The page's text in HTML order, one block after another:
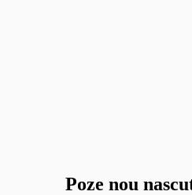
Poze nou